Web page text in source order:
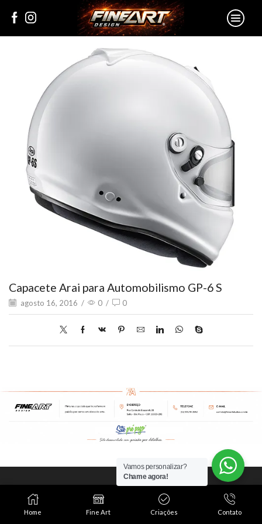
Capacete Arai para Automobilismo GP-6 S
agosto 16, 2016 / 0 / 0
Este é o mundo Fine
Art Studios!
Home Fine Art Criações Contato
Vamos personalizar?
Chame agora!